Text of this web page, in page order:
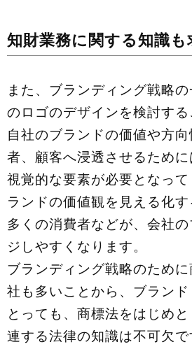
知財業務に関する知識も
また、ブランディング戦略
のロゴのデザインを検討する
自社のブランドの価値や方
者、顧客へ浸透させるため
視覚的な要素が必要となっ
ランドの価値観を見える化
多くの消費者などが、会社
ジしやすくなります。
ブランディング戦略のため
社も多いことから、ブラン
とっても、商標法をはじめ
連する法律の知識は不可欠で